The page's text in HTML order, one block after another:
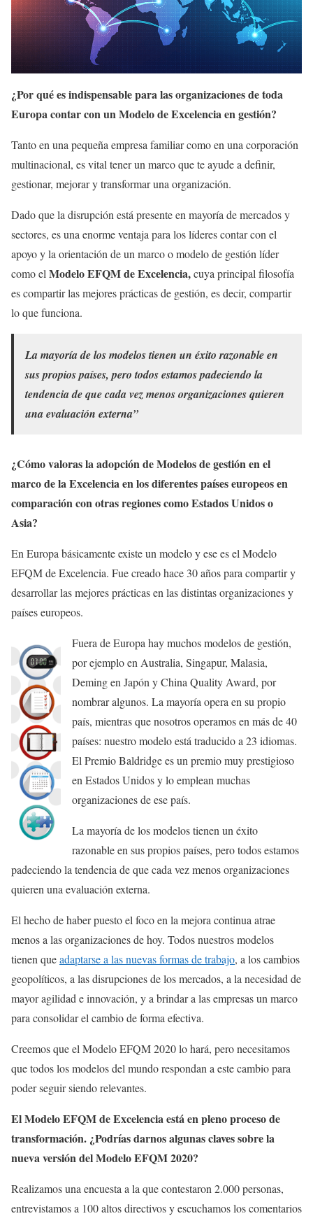
¿Por qué es indispensable para las organizaciones de toda
Europa contar con un Modelo de Excelencia en gestión?
Tanto en una pequeña empresa familiar como en una corporación
multinacional, es vital tener un marco que te ayude a definir,
gestionar, mejorar y transformar una organización.
Dado que la disrupción está presente en mayoría de mercados y
sectores, es una enorme ventaja para los líderes contar con el
apoyo y la orientación de un marco o modelo de gestión líder
como el Modelo EFQM de Excelencia,cuya principal filosofía
es compartir las mejores prácticas de gestión, es decir, compartir
lo que funciona.
La mayoría de los modelos tienen un éxito razonable en
sus propios países, pero todos estamos padeciendo la
tendencia de que cada vez menos organizaciones quieren
una evaluación externa”
¿Cómo valoras la adopción de Modelos de gestión en el
marco de la Excelencia en los diferentes países europeos en
comparación con otras regiones como Estados Unidos o
Asia?
En Europa básicamente existe un modelo y ese es el Modelo
EFQM de Excelencia. Fue creado hace 30 años para compartir y
desarrollar las mejores prácticas en las distintas organizaciones y
países europeos.
Fuera de Europa hay muchos modelos de gestión,
por ejemplo en Australia, Singapur, Malasia,
Deming en Japón y China Quality Award, por
nombrar algunos. La mayoría opera en su propio
país, mientras que nosotros operamos en más de 40
países: nuestro modelo está traducido a 23 idiomas.
El Premio Baldridge es un premio muy prestigioso
en Estados Unidos y lo emplean muchas
organizaciones de ese país.
La mayoría de los modelos tienen un éxito
razonable en sus propios países, pero todos estamos
padeciendo la tendencia de que cada vez menos organizaciones
quieren una evaluación externa.
El hecho de haber puesto el foco en la mejora continua atrae
menos a las organizaciones de hoy. Todos nuestros modelos
tienen queadaptarse a las nuevas formas de trabajo, a los cambios
geopolíticos, a las disrupciones de los mercados, a la necesidad de
mayor agilidad e innovación, y a brindar a las empresas un marco
para consolidar el cambio de forma efectiva.
Creemos que el Modelo EFQM 2020 lo hará, pero necesitamos
que todos los modelos del mundo respondan a este cambio para
poder seguir siendo relevantes.
El Modelo EFQM de Excelencia está en pleno proceso de
transformación. ¿Podrías darnos algunas claves sobre la
nueva versión del Modelo EFQM 2020?
Realizamos una encuesta a la que contestaron 2.000 personas,
entrevistamos a 100 altos directivos y escuchamos los comentarios